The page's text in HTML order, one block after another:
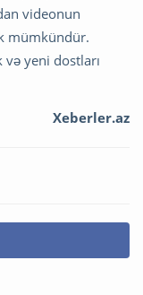
videonun
mümkündür.
yeni dostları
Xeberler.az